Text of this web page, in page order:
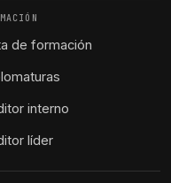
de formación
interno
líder